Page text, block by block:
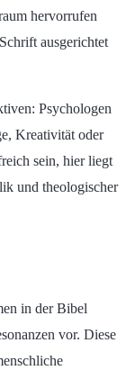
hervorrufen
ausgerichtet
Psychologen
Kreativität oder
sein, hier liegt
und theologischer
in der Bibel
vor. Diese